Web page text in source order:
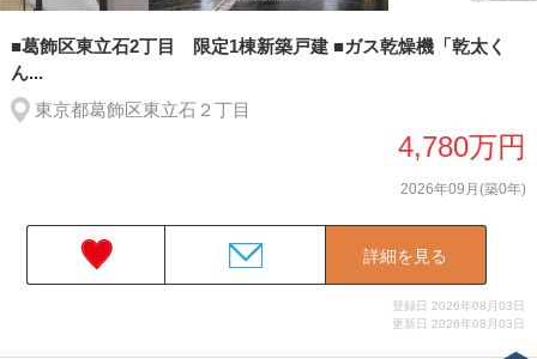
■葛飾区東立石2丁目 限定1棟新築戸建 ■ガス乾燥機「乾太く
ん...
東京都葛飾区東立石２丁目
4,780万円
2026年09月(築0年)
詳細を見る
登録日 2026年08月03日
更新日 2026年08月03日